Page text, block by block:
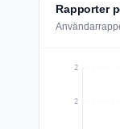
Rapporter
2
2